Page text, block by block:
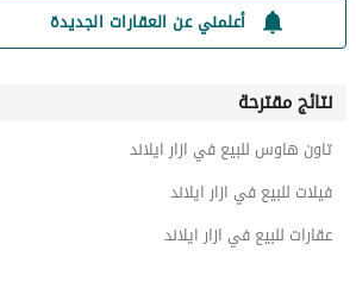
أعلمني عن العقارات الجديدة
نتائج مقترحة
تاون هاوس للبيع في ازار ايلاند
فيلات للبيع في ازار ايلاند
عقارات للبيع في ازار ايلاند